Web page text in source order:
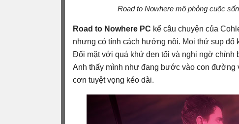
Road to Nowhere mô phỏng cuộc
Road to Nowhere PC kể câu chuyện của
nhưng có tính cách hướng nội. Mọi thứ sụp
Đối mặt với quá khứ đen tối và nghi ngờ chỉnh
Anh thấy mình như đang bước vào con
cơn tuyệt vọng kéo dài.